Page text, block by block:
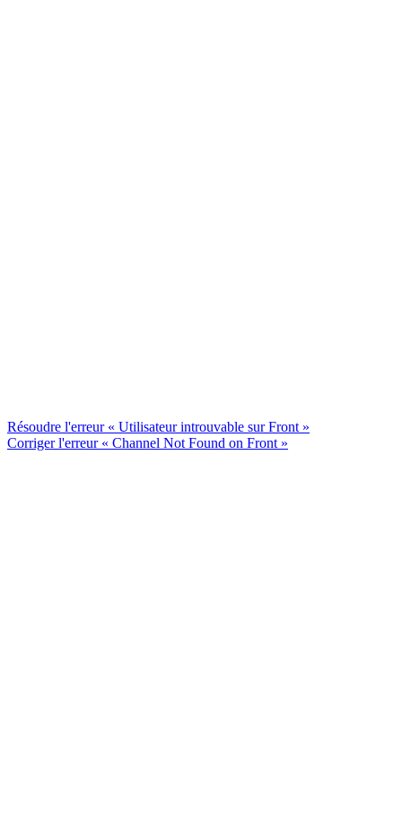
Résoudre l'erreur « Utilisateur introuvable sur Front »
Corriger l'erreur « Channel Not Found on Front »